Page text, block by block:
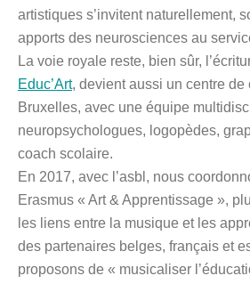
artistiques s’invitent naturellement,
apports des neurosciences au
La voie royale reste, bien sûr,
Educ’Art, devient aussi un centre de
Bruxelles, avec une équipe
neuropsychologues, logopèdes,
coach scolaire.
En 2017, avec l’asbl, nous
Erasmus « Art & Apprentissage »,
les liens entre la musique et les
des partenaires belges, français et
proposons de « musicaliser